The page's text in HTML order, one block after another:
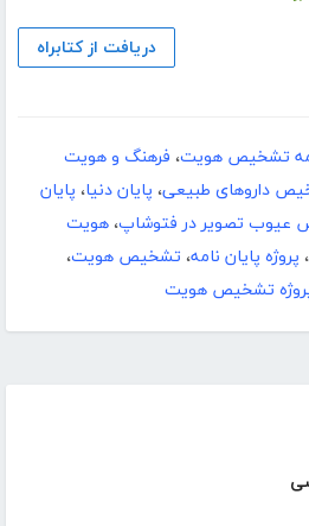
دریافت از کتابراه
تشخیص هویت، فرهنگ و هویت
داروهای طبیعی، پایان دنیا، پایان
عیوب تصویر در فتوشاپ، هویت
، پروژه پایان نامه، تشخیص هویت،
تشخیص هویت